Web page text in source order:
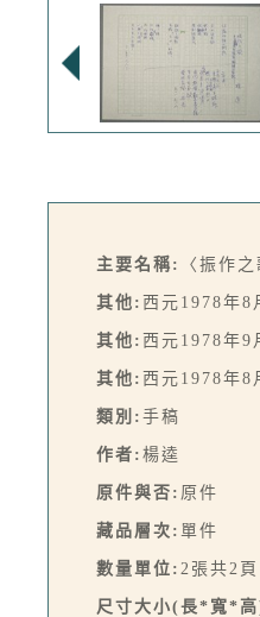
主要名稱: 〈振作
其他: 西元1978年8
其他: 西元1978年9
其他: 西元1978年8
類別: 手稿
作者: 楊逵
原件與否: 原件
藏品層次: 單件
數量單位: 2張共2頁
尺寸大小(長*寬*